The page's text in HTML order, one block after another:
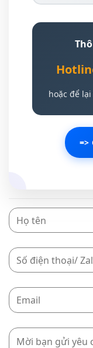
hoặc để
=>